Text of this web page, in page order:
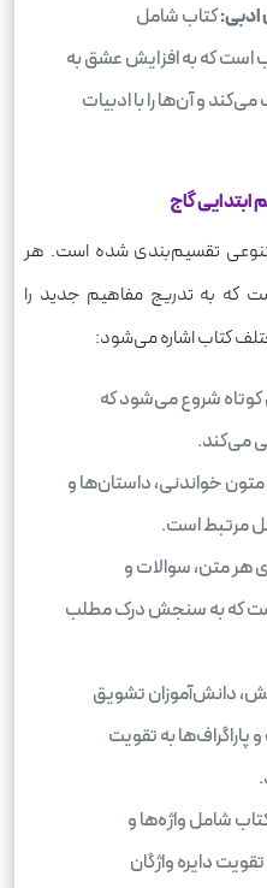
ادبی:کتاب شامل
است که به افزایش عشق به
و آن‌ها را با ادبیات
ابتدایی گاج
تقسیم‌بندی شده است. هر
به تدریج مفاهیم جدید را
کتاب اشاره می‌شود:
شروع می‌شود که
می‌کند.
خواندنی، داستان‌ها و
مرتبط است.
هر متن، سوالات و
که به سنجش درک مطلب
دانش‌آموزان تشویق
به تقویت
شامل واژه‌ها و
دایره واژگان